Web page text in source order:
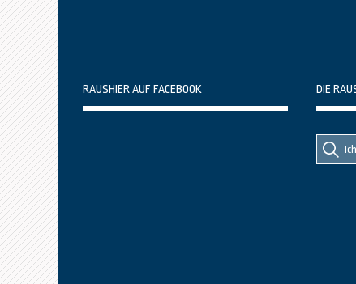
RAUSHIER AUF FACEBOOK DIE
Suche
nach::
Suche
nach: